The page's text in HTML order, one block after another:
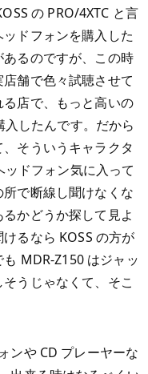
の PRO/4XTC と言
ッドフォンを購入した
あるのですが、この時
店舗で色々試聴させて
る店で、もっと高いの
入したんです。だから
そういうキャラクタ
ドフォン気に入って
で断線し聞けなくな
かどうか探して見よ
るなら KOSS の方が
MDR-Z150 はジャッ
うじゃなくて、そこ
ンや CD プレーヤーな